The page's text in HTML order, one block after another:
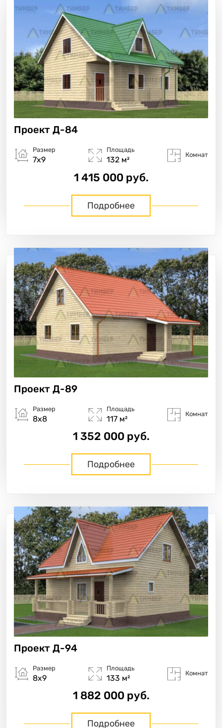
Проект Д-84
Размер
7х9
Площадь
132 м²
Комнат
1 415 000 руб.
Подробнее
Проект Д-89
Размер
8х8
Площадь
117 м²
Комнат
1 352 000 руб.
Подробнее
Проект Д-94
Размер
8х9
Площадь
133 м²
Комнат
1 882 000 руб.
Подробнее